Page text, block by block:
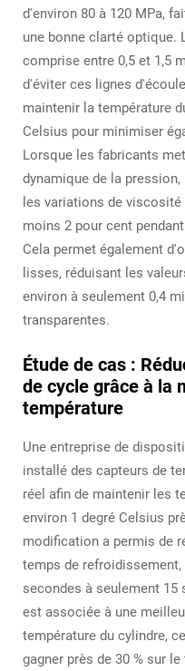
d'environ 80 à 120 MPa,
une bonne clarté
comprise entre 0,5 et 1,5
d'éviter ces lignes
maintenir la température
Celsius pour minimiser
Lorsque les fabricants
dynamique de la
les variations de
moins 2 pour cent
Cela permet également
lisses, réduisant les
environ à seulement 0,4
transparentes.
Étude de cas :
de cycle grâce à la
température
Une entreprise de
installé des capteurs de
réel afin de maintenir les
environ 1 degré Celsius
modification a permis de
temps de
secondes à seulement
est associée à une
température du cylindre,
gagner près de 30 % sur